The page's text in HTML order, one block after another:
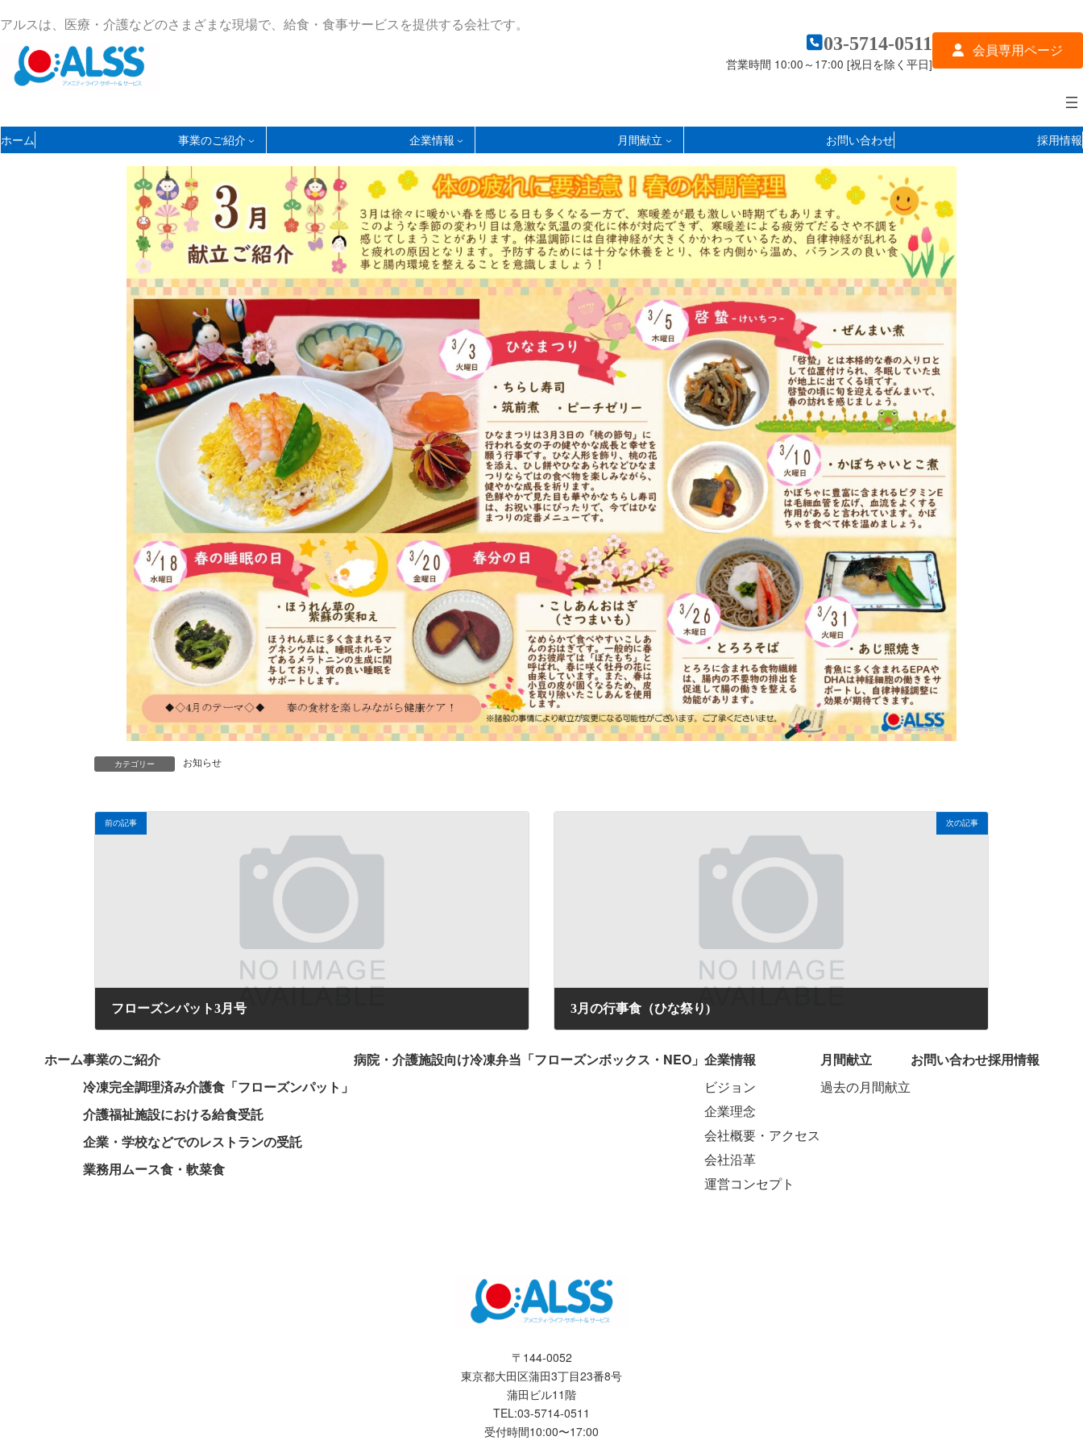
ン
ス
キ
ビ
ン
に
アルスは、医療・介護などのさまざまな現場で、給食・食事サービスを提供する会社です。
03-5714-0511
営業時間 10:00～17:00 [祝日を除く平日]
会員専用ページ
ホーム 事業のご紹介 企業情報 月間献立 お問い合わせ 採用情報
カテゴリー お知らせ
前の記事
フローズンパット3月号
次の記事
3月の行事食（ひな祭り)
ホーム事業のご紹介
冷凍完全調理済み介護食「フローズンパット」
介護福祉施設における給食受託
企業・学校などでのレストランの受託
業務用ムース食・軟菜食
病院・介護施設向け冷凍弁当「フローズンボックス・NEO」 企業情報
ビジョン
企業理念
会社概要・アクセス
会社沿革
運営コンセプト
月間献立
過去の月間献立
お問い合わせ採用情報
〒144-0052
東京都大田区蒲田3丁目23番8号
蒲田ビル11階
TEL:03-5714-0511
受付時間10:00〜17:00